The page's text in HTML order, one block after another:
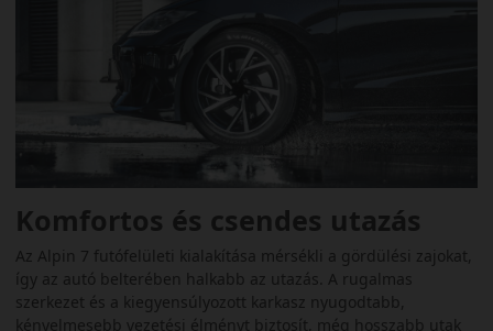
Komfortos és csendes utazás
Az Alpin 7 futófelületi kialakítása mérsékli a gördülési zajokat,
így az autó belterében halkabb az utazás. A rugalmas
szerkezet és a kiegyensúlyozott karkasz nyugodtabb,
kényelmesebb vezetési élményt biztosít, még hosszabb utak